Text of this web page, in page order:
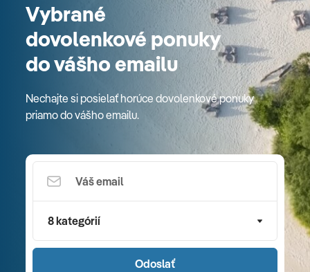
Vybrané
dovolenkové ponuky
do vášho emailu
Nechajte si posielať horúce dovolenkové ponuky
priamo do vášho emailu.
8 kategórií
Odoslať